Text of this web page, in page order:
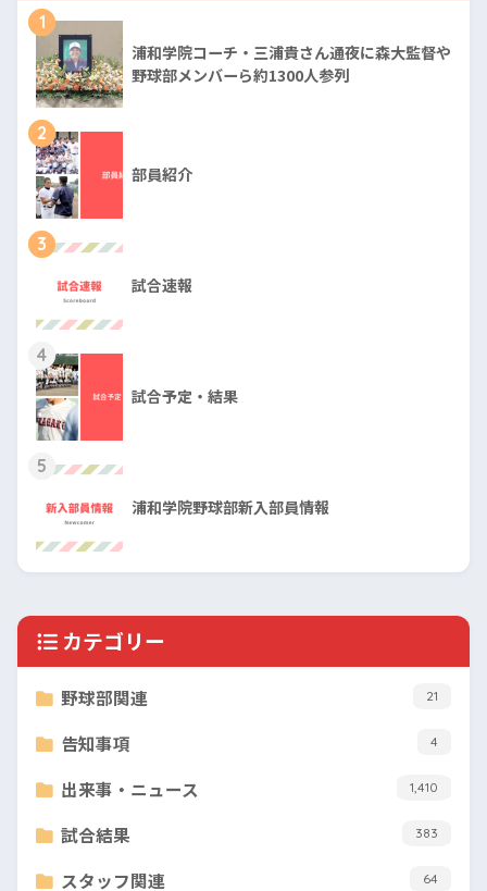
1
浦和学院コーチ・三浦貴さん通夜に森大監督や
野球部メンバーら約1300人参列
2
部員紹介
3
試合速報
4
試合予定・結果
5
浦和学院野球部新入部員情報
カテゴリー
野球部関連 21
告知事項 4
出来事・ニュース 1,410
試合結果 383
スタッフ関連 64